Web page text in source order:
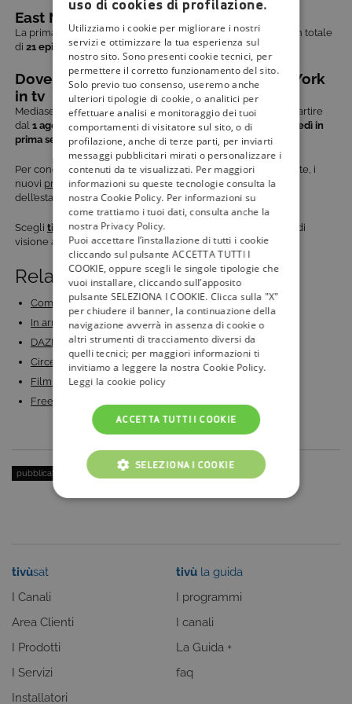
East New York: quanti episodi?
La prima stagione della fiction East New York comprende un totale
di 21 episodi, ciascuno da circa 45 minuti.
Dove seguire e quando inizia East New York
in tv
Mediaset trasmetterà la prima stagione di East New York a partire
dal 1 agosto 2023. L’appuntamento con la fiction èogni martedì in
prima serata su Rete 4 HD, al canale 4 di tivùsat.
Per conoscere tutte le anticipazioni delle tueserie tv
preferite, i
nuovi programmi di intrattenimentoe i palinsesti completi
dell’estate 2023, continua a seguire tivù la guida.
​​Scegli tivùsatsempre, gratis, per garantirti un’ottima qualità di
visione audio e video in 4K e in HD.
Related Posts:
Come attivare ZONA DAZN su tivùsat in pochi passi:…
In arrivo su Giallo, in 1^ TV Assoluta, l’ottava…
DAZN con la Serie A Tim arriva anche su tivùsat: il…
Circeo, la miniserie sul massacro del 1975 in onda…
Film di Natale 2023: i più bei film di Natale da…
Freedom – Oltre il Confine: il viaggio alla scoperta…
pubblicato il: 31 Luglio 2023
tivùsat
I Canali
Area Clienti
I Prodotti
I Servizi
Installatori
tivù la guida
I programmi
I canali
La Guida +
faq
uso di cookies di profilazione.
Utilizziamo i cookie per migliorare i nostri
servizi e ottimizzare la tua esperienza sul
nostro sito. Sono presenti cookie tecnici, per
permettere il corretto funzionamento del sito.
Solo previo tuo consenso, useremo anche
ulteriori tipologie di cookie, o analitici per
effettuare analisi e monitoraggio dei tuoi
comportamenti di visitatore sul sito, o di
profilazione, anche di terze parti, per inviarti
messaggi pubblicitari mirati o personalizzare i
contenuti da te visualizzati. Per maggiori
informazioni su queste tecnologie consulta la
nostra Cookie Policy. Per informazioni su
come trattiamo i tuoi dati, consulta anche la
nostra Privacy Policy.
Puoi accettare l’installazione di tutti i cookie
cliccando sul pulsante ACCETTA TUTTI I
COOKIE, oppure scegli le singole tipologie che
vuoi installare, cliccando sull’apposito
pulsante SELEZIONA I COOKIE. Clicca sulla "X"
per chiudere il banner, la continuazione della
navigazione avverrà in assenza di cookie o
altri strumenti di tracciamento diversi da
quelli tecnici; per maggiori informazioni ti
invitiamo a leggere la nostra Cookie Policy.
Leggi la cookie policy
ACCETTA TUTTI I COOKIE
SELEZIONA I COOKIE
COOKIE TECNICI
COOKIE DI PROFILAZIONE
Cookie analitici